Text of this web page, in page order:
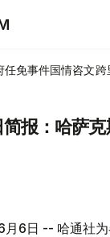
任免事件国情咨文跨
报：哈萨
6日 -- 哈通社